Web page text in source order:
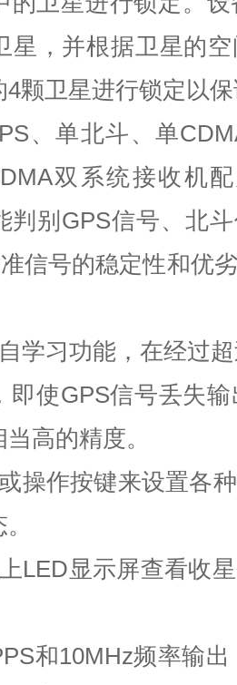
星，并根据卫星的
颗卫星进行锁定以
、单北斗、单
双系统接收机
判别GPS信号、北
信号的稳定性和优
学习功能，在经过
即使GPS信号丢失
高的精度。
操作按键来设置各
LED显示屏查看收
和10MHz频率输